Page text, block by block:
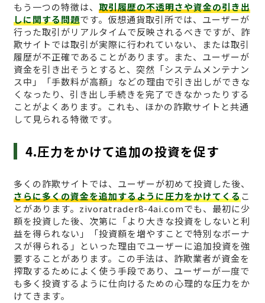
もう一つの特徴は、 取引履歴の不透明さや資金の引き出
しに関する問題です。仮想通貨取引所では、ユーザーが
行った取引がリアルタイムで反映されるべきですが、詐
欺サイトでは取引が実際に行われていない、または取引
履歴が不正確であることがあります。また、ユーザーが
資金を引き出そうとすると、突然「システムメンテナン
ス中」「手数料が高額」などの理由で引き出しができな
くなったり、引き出し手続きを完了できなかったりする
ことがよくあります。これも、ほかの詐欺サイトと共通
して見られる特徴です。
4.圧力をかけて追加の投資を促す
多くの詐欺サイトでは、ユーザーが初めて投資した後、
さらに多くの資金を追加するように圧力をかけてくるこ
とがあります。zivoratrader8-4ai.comでも、最初に少
額を投資した後、次第に「より大きな投資をしないと利
益を得られない」「投資額を増やすことで特別なボーナ
スが得られる」といった理由でユーザーに追加投資を強
要することがあります。この手法は、詐欺業者が資金を
搾取するためによく使う手段であり、ユーザーが一度で
も多く投資するように仕向けるための心理的な圧力をか
けてきます。